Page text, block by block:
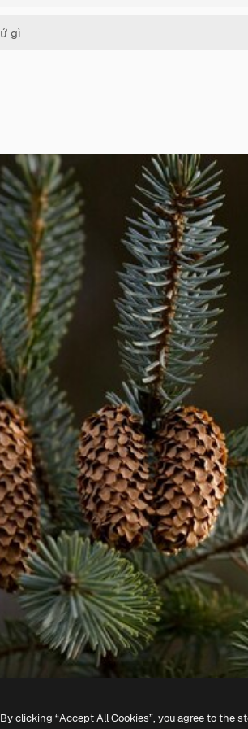
By clicking “Accept All Cookies”, you agree to the